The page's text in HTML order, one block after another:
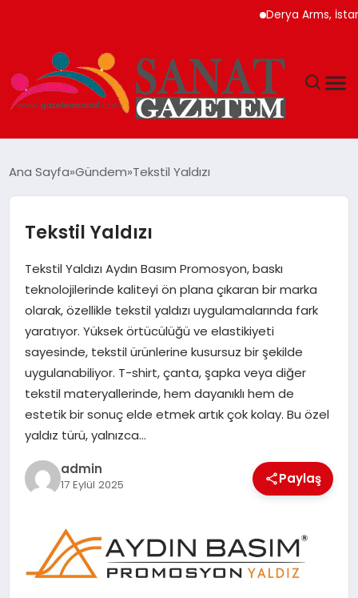
Derya Arms,
TEKNOLOJI
SIYASET
SPOR
YAŞAM
EKONOMI
SAĞLIK
EĞITIM
Ana Sayfa Gündem Tekstil Yaldızı
Tekstil Yaldızı
Tekstil Yaldızı Aydın Basım Promosyon, baskı
teknolojilerinde kaliteyi ön plana çıkaran bir marka
olarak, özellikle tekstil yaldızı uygulamalarında fark
yaratıyor. Yüksek örtücülüğü ve elastikiyeti
sayesinde, tekstil ürünlerine kusursuz bir şekilde
uygulanabiliyor. T-shirt, çanta, şapka veya diğer
tekstil materyallerinde, hem dayanıklı hem de
estetik bir sonuç elde etmek artık çok kolay. Bu özel
yaldız türü, yalnızca…
admin
17 Eylül 2025 Paylaş